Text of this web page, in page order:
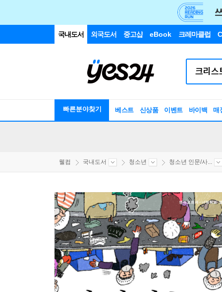
국내도서 외국도서 중고샵 eBook 크레마클럽
빠른분야찾기 베스트 신상품 이벤트 바이백 매
웰컴 국내도서 청소년 청소년 인문/사...